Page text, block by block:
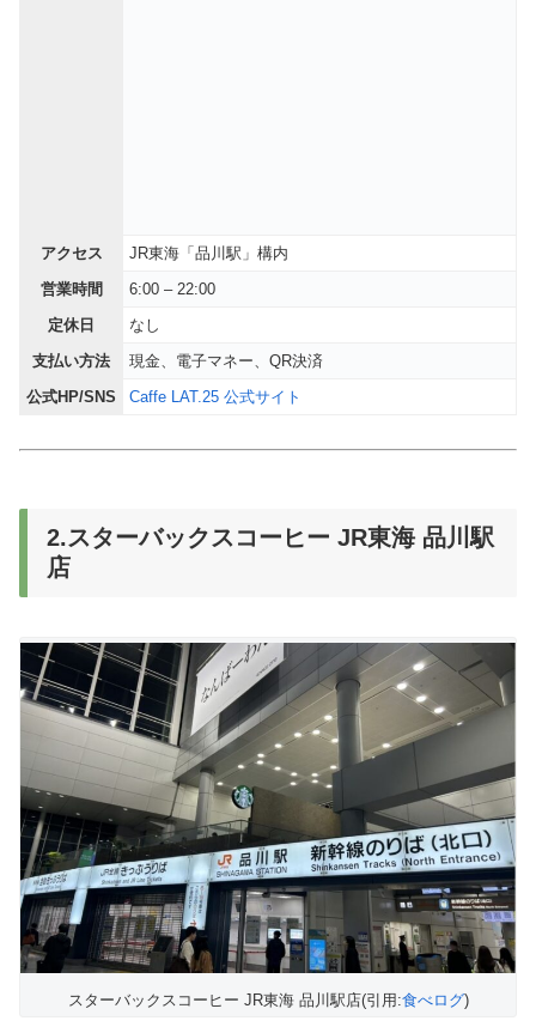
アクセス
JR東海「品川駅」構内
営業時間
6:00 – 22:00
定休日
なし
支払い方法
現金、電子マネー、QR決済
公式HP/SNS
Caffe LAT.25 公式サイト
2.スターバックスコーヒー JR東海 品川駅
店
スターバックスコーヒー JR東海 品川駅店(引用:食べログ)